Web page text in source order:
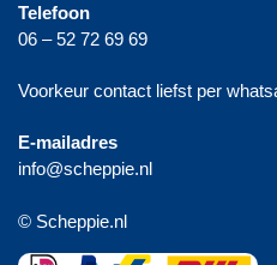
Telefoon
06 – 52 72 69 69
Voorkeur contact liefst per
E-mailadres
info@scheppie.nl
© Scheppie.nl